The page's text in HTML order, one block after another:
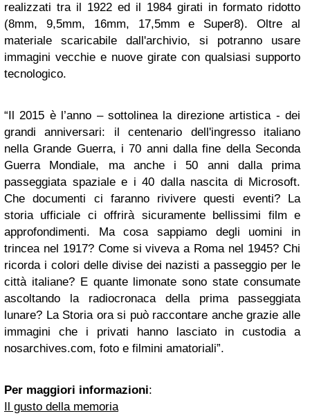
realizzati tra il 1922 ed il 1984 girati in formato ridotto
(8mm, 9,5mm, 16mm, 17,5mm e Super8). Oltre al
materiale scaricabile dall'archivio, si potranno usare
immagini vecchie e nuove girate con qualsiasi supporto
tecnologico.
“Il 2015 è l’anno – sottolinea la direzione artistica - dei
grandi anniversari: il centenario dell'ingresso italiano
nella Grande Guerra, i 70 anni dalla fine della Seconda
Guerra Mondiale, ma anche i 50 anni dalla prima
passeggiata spaziale e i 40 dalla nascita di Microsoft.
Che documenti ci faranno rivivere questi eventi? La
storia ufficiale ci offrirà sicuramente bellissimi film e
approfondimenti. Ma cosa sappiamo degli uomini in
trincea nel 1917? Come si viveva a Roma nel 1945? Chi
ricorda i colori delle divise dei nazisti a passeggio per le
città italiane? E quante limonate sono state consumate
ascoltando la radiocronaca della prima passeggiata
lunare? La Storia ora si può raccontare anche grazie alle
immagini che i privati hanno lasciato in custodia a
nosarchives.com, foto e filmini amatoriali”.
Per maggiori informazioni:
Il gusto della memoria